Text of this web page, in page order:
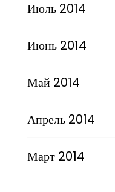
Июль 2014
Июнь 2014
Май 2014
Апрель 2014
Март 2014